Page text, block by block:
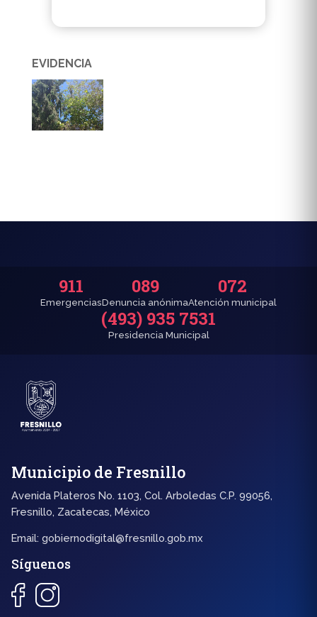
EVIDENCIA
911
Emergencias
089
Denuncia anónima
072
Atención municipal
(493) 935 7531
Presidencia Municipal
Municipio de Fresnillo
Avenida Plateros No. 1103, Col. Arboledas C.P. 99056,
Fresnillo, Zacatecas, México
Email: gobiernodigital@fresnillo.gob.mx
Síguenos